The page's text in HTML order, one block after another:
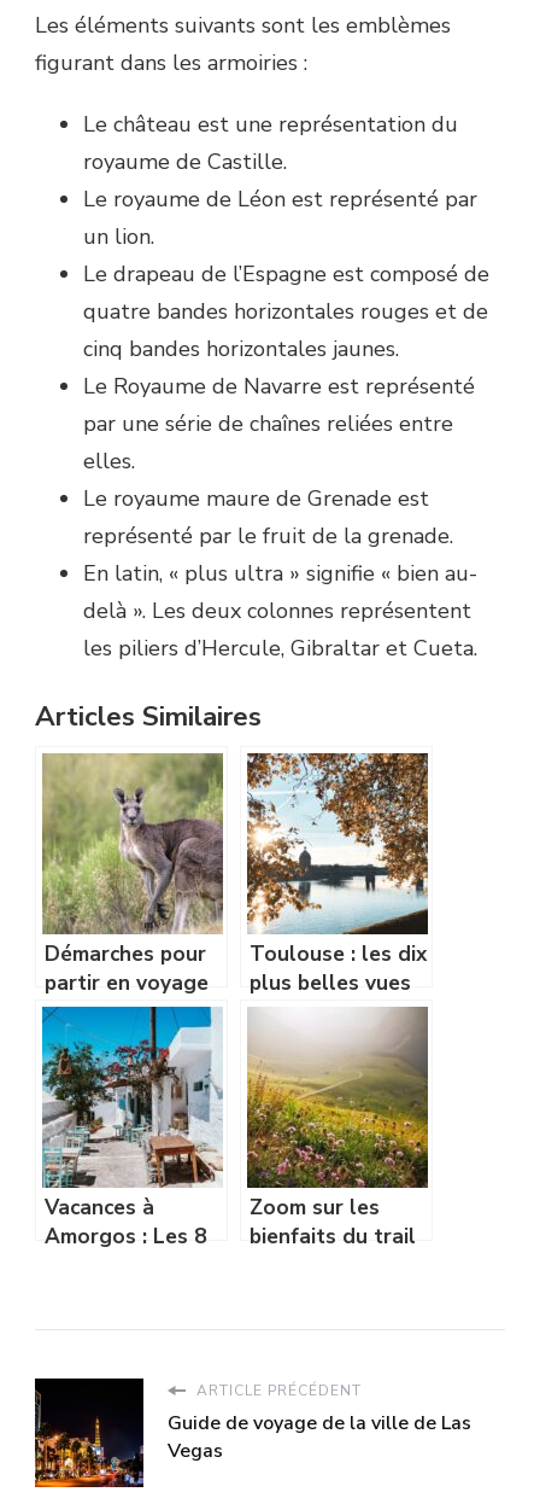
Les éléments suivants sont les emblèmes
figurant dans les armoiries :
Le château est une représentation du
royaume de Castille.
Le royaume de Léon est représenté par
un lion.
Le drapeau de l’Espagne est composé de
quatre bandes horizontales rouges et de
cinq bandes horizontales jaunes.
Le Royaume de Navarre est représenté
par une série de chaînes reliées entre
elles.
Le royaume maure de Grenade est
représenté par le fruit de la grenade.
En latin, « plus ultra » signifie « bien au-
delà ». Les deux colonnes représentent
les piliers d’Hercule, Gibraltar et Cueta.
Articles Similaires
Démarches pour
partir en voyage
vers l’Australie :
ce qu’il faut
savoir
Toulouse : les dix
plus belles vues
sur la ville rose
Vacances à
Amorgos : Les 8
sur l’ile
Zoom sur les
bienfaits du trail
ARTICLE PRÉCÉDENT
Guide de voyage de la ville de Las
Vegas